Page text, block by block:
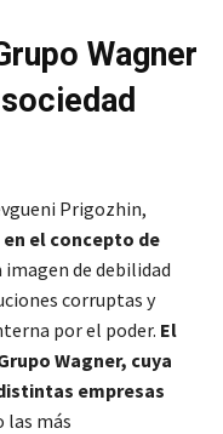
Wagner
Prigozhin,
el concepto de
de debilidad
corruptas y
por el poder. El
Wagner, cuya
empresas
las más